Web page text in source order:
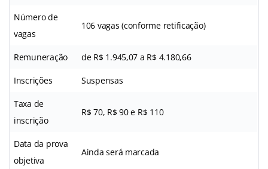
Número de
vagas
106 vagas (conforme retificação)
Remuneração de R$ 1.945,07 a R$ 4.180,66
Inscrições Suspensas
Taxa de
inscrição
R$ 70, R$ 90 e R$ 110
Data da prova
objetiva
Ainda será marcada